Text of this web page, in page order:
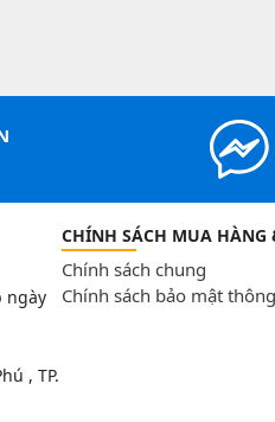
ngày
, TP.
CHÍNH SÁCH MUA HÀNG
Chính sách chung
Chính sách bảo mật